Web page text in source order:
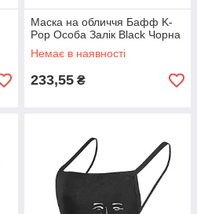
Маска на обличчя Бафф K-
Pop Особа Залік Black Чорна
Немає в наявності
233,55 ₴